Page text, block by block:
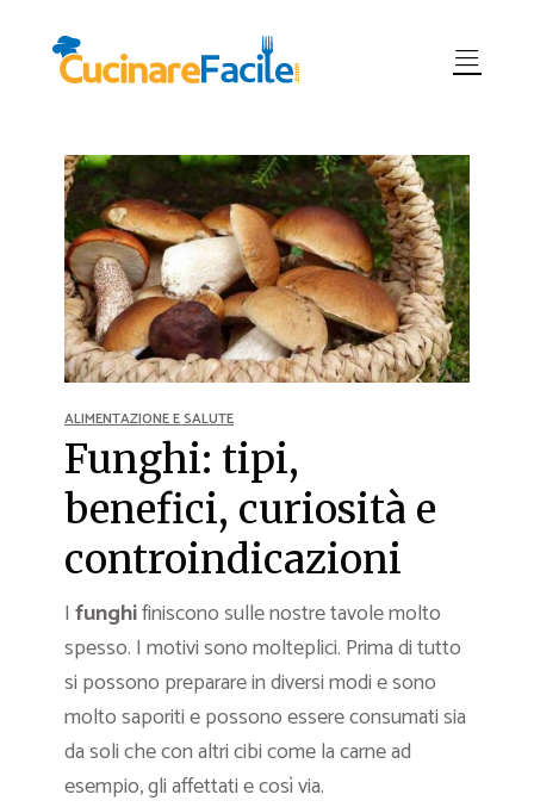
ALIMENTAZIONE E SALUTE
Funghi: tipi,
benefici, curiosità e
controindicazioni
I funghifiniscono sulle nostre tavole molto
spesso. I motivi sono molteplici. Prima di tutto
si possono preparare in diversi modi e sono
molto saporiti e possono essere consumati sia
da soli che con altri cibi come la carne ad
esempio, gli affettati e così via.